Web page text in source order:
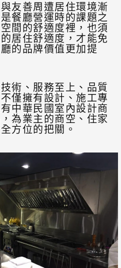
友善周遭居住環境漸
餐廳營運時的課題之
間的舒適度裡，也須
居住舒適度，才能免
的品牌價值更加提
術、服務至上、品質
僅擁有設計、施工專
中華民國室內設計商
為業主的商空、住家
方位的把關。